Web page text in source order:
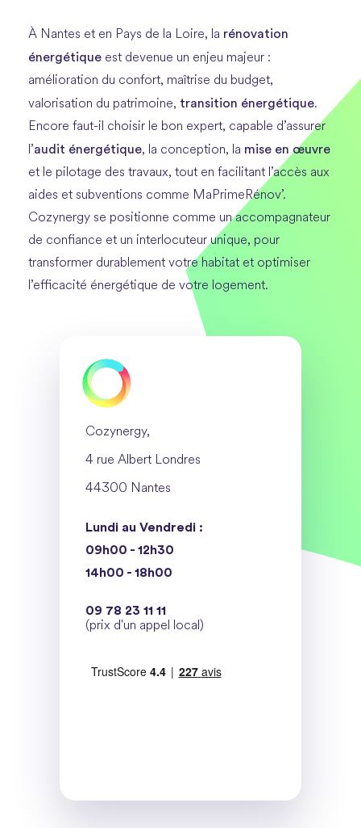
À Nantes et en Pays de la Loire, la rénovation
énergétique est devenue un enjeu majeur :
amélioration du confort, maîtrise du budget,
valorisation du patrimoine, transition énergétique.
Encore faut-il choisir le bon expert, capable d’assurer
l’audit énergétique, la conception, la mise en œuvre
et le pilotage des travaux, tout en facilitant l’accès aux
aides et subventions comme MaPrimeRénov’.
Cozynergy se positionne comme un accompagnateur
de confiance et un interlocuteur unique, pour
transformer durablement votre habitat et optimiser
l’efficacité énergétique de votre logement.
Cozynergy,
4 rue Albert Londres
44300 Nantes
Lundi au Vendredi :
09h00 - 12h30
14h00 - 18h00
09 78 23 11 11
(prix d'un appel local)